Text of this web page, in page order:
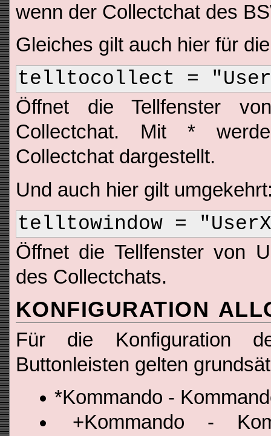
wenn der Collectchat des
Gleiches gilt auch hier für
telltocollect =
Öffnet die Tellfenster
Collectchat. Mit *
Collectchat dargestellt.
Und auch hier gilt
telltowindow =
Öffnet die Tellfenster von
des Collectchats.
KONFIGURATION
Für die Konfiguration
Buttonleisten gelten
*Kommando -
+Kommando -